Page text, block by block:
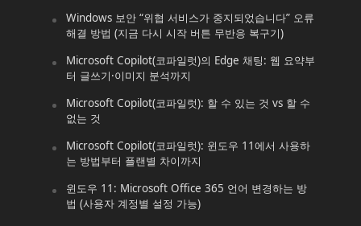
Windows 보안 “위협 서비스가 중지되었습니다” 오류
해결 방법 (지금 다시 시작 버튼 무반응 복구기)
Microsoft Copilot(코파일럿)의 Edge 채팅: 웹 요약부
터 글쓰기·이미지 분석까지
Microsoft Copilot(코파일럿): 할 수 있는 것 vs 할 수
없는 것
Microsoft Copilot(코파일럿): 윈도우 11에서 사용하
는 방법부터 플랜별 차이까지
윈도우 11: Microsoft Office 365 언어 변경하는 방
법 (사용자 계정별 설정 가능)